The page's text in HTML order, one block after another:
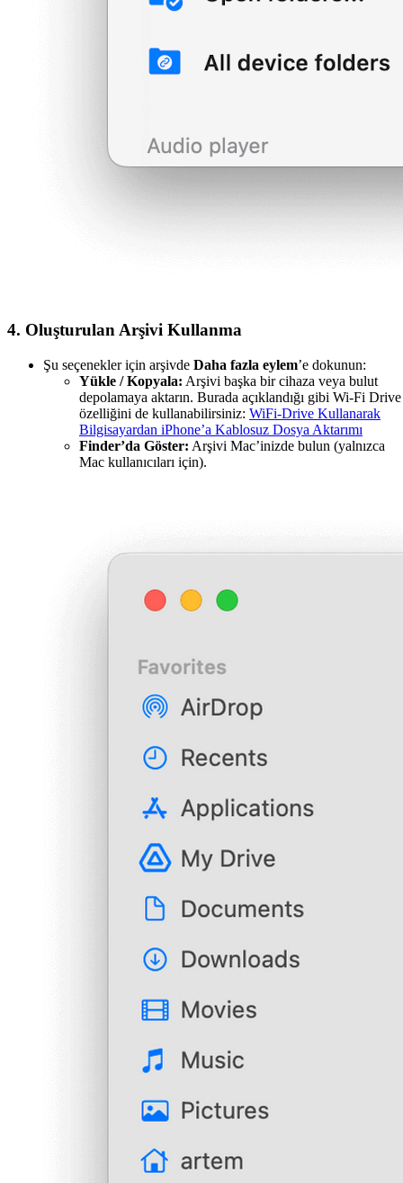
4. Oluşturulan Arşivi Kullanma
Şu seçenekler için arşivde Daha fazla eylem’e dokunun:
Yükle / Kopyala: Arşivi başka bir cihaza veya bulut
depolamaya aktarın. Burada açıklandığı gibi Wi-Fi Drive
özelliğini de kullanabilirsiniz: WiFi-Drive Kullanarak
Bilgisayardan iPhone’a Kablosuz Dosya Aktarımı
Finder’da Göster: Arşivi Mac’inizde bulun (yalnızca
Mac kullanıcıları için).